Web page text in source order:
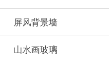
屏风背景墙
山水画玻璃